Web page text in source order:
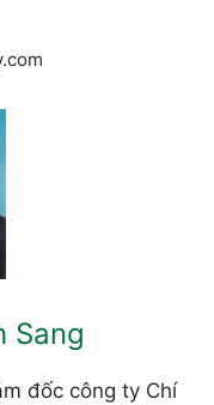
Sang
đốc công ty Chí